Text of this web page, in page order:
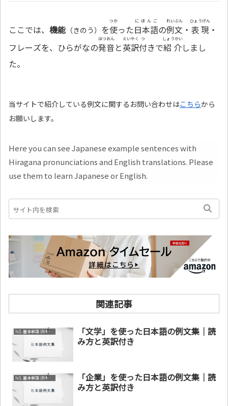
ここでは、 機能 （きのう） を使
つか
った日本語
にほんご
の例文
れいぶん
・ 表現
ひょうげん
・
フレーズを、ひらがなの発音
はつおん
と英訳
えいやく
付
つ
きで紹介
しょうかい
しまし
た。
当サイトで紹介している例文に関するお問い合わせはこちらから
お願いします。
Here you can see Japanese example sentences with
Hiragana pronunciations and English translations. Please
use them to learn Japanese or English.
関連記事
lv1. 基本単語 (N4～N5)
「文学」を使った日本語の例文集｜読
み方と英訳付き
lv1. 基本単語 (N4～N5)
「企業」を使った日本語の例文集｜読
み方と英訳付き